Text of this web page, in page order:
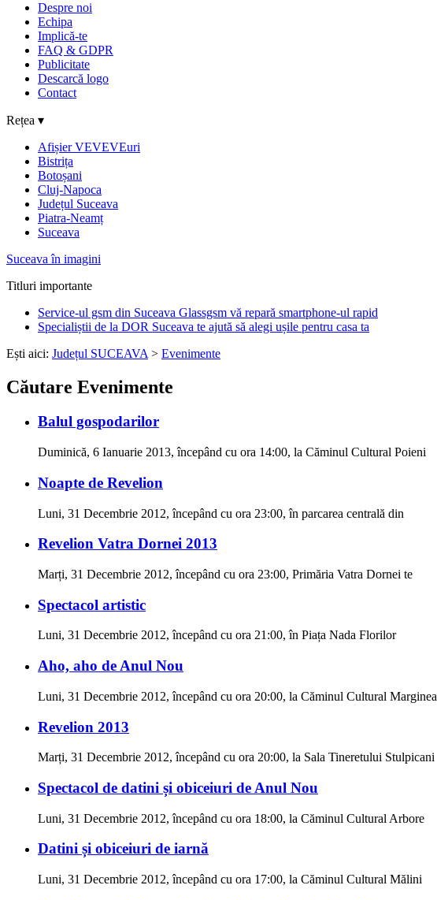
Despre noi
Echipa
Implică-te
FAQ & GDPR
Publicitate
Descarcă logo
Contact
Rețea ▾
Afișier VEVEVEuri
Bistrița
Botoșani
Cluj-Napoca
Județul Suceava
Piatra-Neamț
Suceava
Suceava în imagini
Titluri importante
Service-ul gsm din Suceava Glassgsm vă repară smartphone-ul rapid
Specialiștii de la DOR Suceava te ajută să alegi ușile pentru casa ta
Ești aici: Județul SUCEAVA > Evenimente
Căutare Evenimente
Balul gospodarilor
Duminică, 6 Ianuarie 2013, începând cu ora 14:00, la Căminul Cultural Poieni
Noapte de Revelion
Luni, 31 Decembrie 2012, începând cu ora 23:00, în parcarea centrală din
Revelion Vatra Dornei 2013
Marți, 31 Decembrie 2012, începând cu ora 23:00, Primăria Vatra Dornei te
Spectacol artistic
Luni, 31 Decembrie 2012, începând cu ora 21:00, în Piața Nada Florilor
Aho, aho de Anul Nou
Luni, 31 Decembrie 2012, începând cu ora 20:00, la Căminul Cultural Marginea
Revelion 2013
Marți, 31 Decembrie 2012, începând cu ora 20:00, la Sala Tineretului Stulpicani
Spectacol de datini și obiceiuri de Anul Nou
Luni, 31 Decembrie 2012, începând cu ora 18:00, la Căminul Cultural Arbore
Datini și obiceiuri de iarnă
Luni, 31 Decembrie 2012, începând cu ora 17:00, la Căminul Cultural Mălini